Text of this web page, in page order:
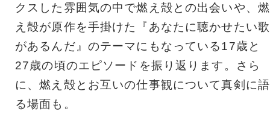
クスした雰囲気の中で燃え殻との出会いや、燃
え殻が原作を手掛けた『あなたに聴かせたい歌
があるんだ』のテーマにもなっている17歳と
27歳の頃のエピソードを振り返ります。さら
に、燃え殻とお互いの仕事観について真剣に語
る場面も。